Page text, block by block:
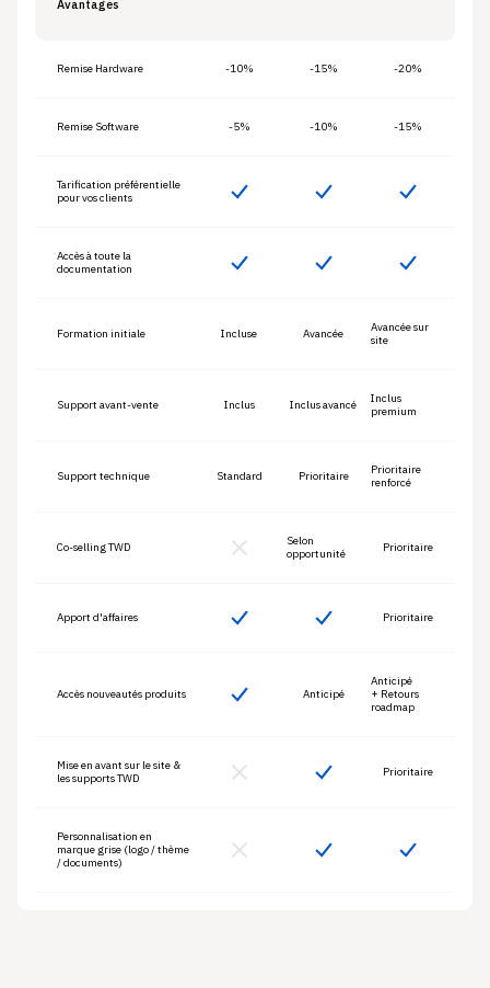
Avantages
Remise Hardware -10% -15% -20%
Remise Software -5% -10% -15%
Tarification préférentielle
pour vos clients
Accès à toute la
documentation
Formation initiale Incluse Avancée
Avancée sur
site
Support avant-vente Inclus Inclus avancé
Inclus
premium
Support technique Standard Prioritaire
Prioritaire
renforcé
Co-selling TWD
Selon
opportunité
Prioritaire
Apport d'affaires Prioritaire
Accès nouveautés produits Anticipé
Anticipé
+ Retours
roadmap
Mise en avant sur le site &
les supports TWD
Prioritaire
Personnalisation en
marque grise (logo / thème
/ documents)